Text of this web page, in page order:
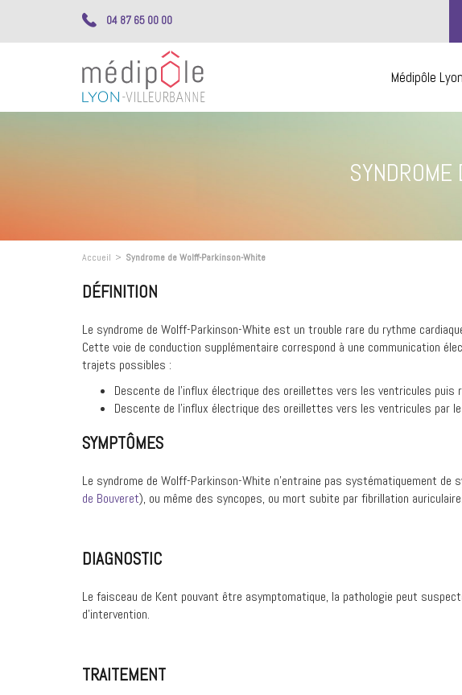
04 87 65 00 00
Médipôle
Accueil > Syndrome de Wolff-Parkinson-White
DÉFINITION
Le syndrome de Wolff-Parkinson-White est un trouble rare du rythme
Cette voie de conduction supplémentaire correspond à une communication
trajets possibles :
Descente de l’influx électrique des oreillettes vers les ventricules puis
Descente de l’influx électrique des oreillettes vers les ventricules par
SYMPTÔMES
Le syndrome de Wolff-Parkinson-White n’entraine pas systématiquement
de Bouveret), ou même des syncopes, ou mort subite par fibrillation auriculaire.
DIAGNOSTIC
Le faisceau de Kent pouvant être asymptomatique, la pathologie peut
d’intervention.
TRAITEMENT